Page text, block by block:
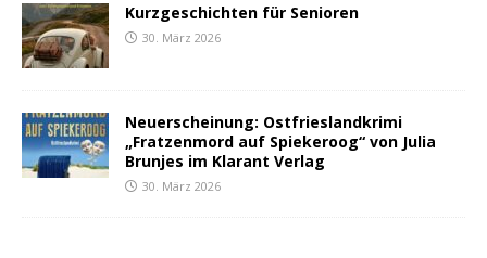
Kurzgeschichten für Senioren
30. März 2026
Neuerscheinung: Ostfrieslandkrimi
„Fratzenmord auf Spiekeroog“ von Julia
Brunjes im Klarant Verlag
30. März 2026